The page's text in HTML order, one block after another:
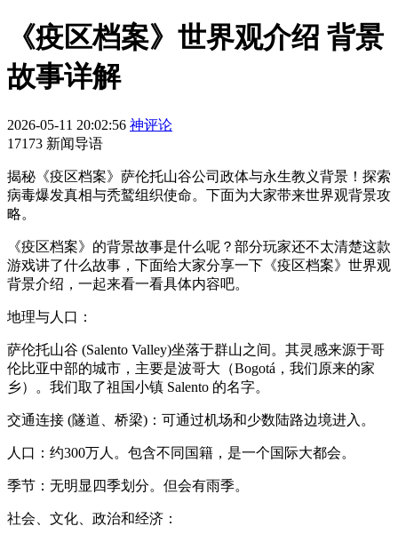
《疫区档案》世界观介绍 背景
故事详解
2026-05-11 20:02:56 神评论
17173 新闻导语
揭秘《疫区档案》萨伦托山谷公司政体与永生教义背景！探索
病毒爆发真相与秃鹫组织使命。下面为大家带来世界观背景攻
略。
《疫区档案》的背景故事是什么呢？部分玩家还不太清楚这款
游戏讲了什么故事，下面给大家分享一下《疫区档案》世界观
背景介绍，一起来看一看具体内容吧。
地理与人口：
萨伦托山谷 (Salento Valley)坐落于群山之间。其灵感来源于哥
伦比亚中部的城市，主要是波哥大（Bogotá，我们原来的家
乡）。我们取了祖国小镇 Salento 的名字。
交通连接 (隧道、桥梁)：可通过机场和少数陆路边境进入。
人口：约300万人。包含不同国籍，是一个国际大都会。
季节：无明显四季划分。但会有雨季。
社会、文化、政治和经济：